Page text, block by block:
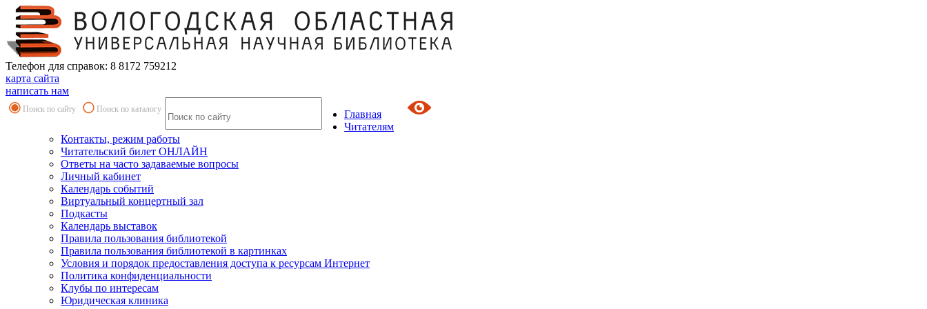
Телефон для справок: 8 8172 759212
карта сайта
написать нам
Поиск по сайту Поиск по каталогу
Главная
Читателям
Контакты, режим работы
Читательский билет ОНЛАЙН
Ответы на часто задаваемые вопросы
Личный кабинет
Календарь событий
Виртуальный концертный зал
Подкасты
Календарь выставок
Правила пользования библиотекой
Правила пользования библиотекой в картинках
Условия и порядок предоставления доступа к ресурсам Интернет
Политика конфиденциальности
Клубы по интересам
Юридическая клиника